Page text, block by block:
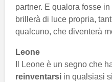
partner. E qualora fosse
brillerà di luce propria,
qualcuno, che diventerà
Leone
Il Leone è un segno che
reinventarsi in qualsiasi